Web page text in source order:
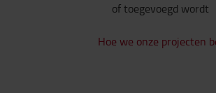
of toegevoegd wordt
Hoe we onze projecten